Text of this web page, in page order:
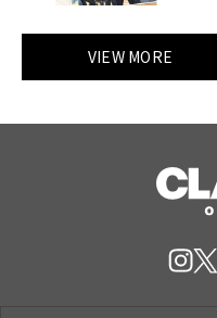
VIEW MORE